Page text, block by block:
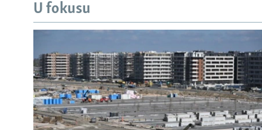
U fokusu